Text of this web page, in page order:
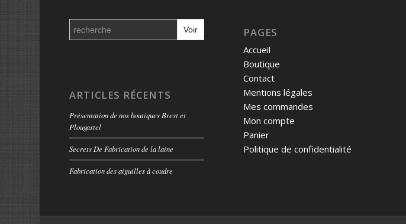
Search
for:
ARTICLES RÉCENTS
Présentation de nos boutiques Brest et
Plougastel
Secrets De Fabrication de la laine
Fabrication des aiguilles à coudre
PAGES
Accueil
Boutique
Contact
Mentions légales
Mes commandes
Mon compte
Panier
Politique de confidentialité